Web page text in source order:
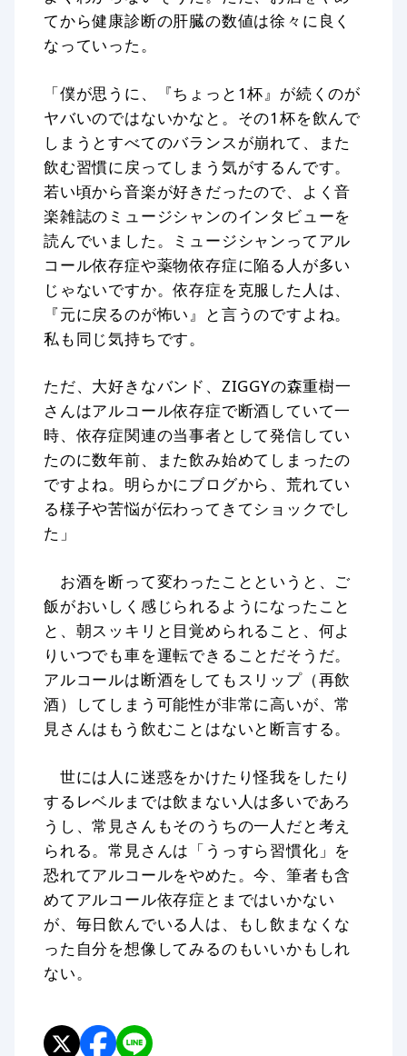
てから健康診断の肝臓の数値は徐々に良く
なっていった。
「僕が思うに、『ちょっと1杯』が続くのが
ヤバいのではないかなと。その1杯を飲んで
しまうとすべてのバランスが崩れて、また
飲む習慣に戻ってしまう気がするんです。
若い頃から音楽が好きだったので、よく音
楽雑誌のミュージシャンのインタビューを
読んでいました。ミュージシャンってアル
コール依存症や薬物依存症に陥る人が多い
じゃないですか。依存症を克服した人は、
『元に戻るのが怖い』と言うのですよね。
私も同じ気持ちです。
ただ、大好きなバンド、ZIGGYの森重樹一
さんはアルコール依存症で断酒していて一
時、依存症関連の当事者として発信してい
たのに数年前、また飲み始めてしまったの
ですよね。明らかにブログから、荒れてい
る様子や苦悩が伝わってきてショックでし
た」
お酒を断って変わったことというと、ご
飯がおいしく感じられるようになったこと
と、朝スッキリと目覚められること、何よ
りいつでも車を運転できることだそうだ。
アルコールは断酒をしてもスリップ（再飲
酒）してしまう可能性が非常に高いが、常
見さんはもう飲むことはないと断言する。
世には人に迷惑をかけたり怪我をしたり
するレベルまでは飲まない人は多いであろ
うし、常見さんもそのうちの一人だと考え
られる。常見さんは「うっすら習慣化」を
恐れてアルコールをやめた。今、筆者も含
めてアルコール依存症とまではいかない
が、毎日飲んでいる人は、もし飲まなくな
った自分を想像してみるのもいいかもしれ
ない。